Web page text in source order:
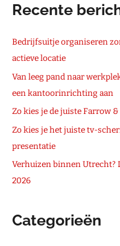
Recente
Bedrijfsuitje organiseren
actieve locatie
Van leeg pand naar
een kantoorinrichting aan
Zo kies je de juiste Farrow
Zo kies je het juiste tv-
presentatie
Verhuizen binnen
2026
Categorieën